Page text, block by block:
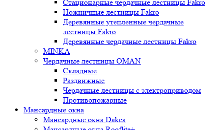
Стационарные чердачные лестницы Fakro
Ножничные лестницы Fakro
Деревянные утепленные чердачные
лестницы Fakro
Деревянные чердачные лестницы Fakro
MINKA
Чердачные лестницы OMAN
Складные
Раздвижные
Чердачные лестницы с электроприводом
Противопожарные
Мансардные окна
Мансардные окна Dakea